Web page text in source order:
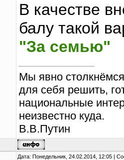
В качестве
балу такой
"За семью"
Мы явно
для себя решить,
национальные
неизвестно куда.
В.В.Путин
Дата: Понедельник, 24.02.2014, 12:05 |